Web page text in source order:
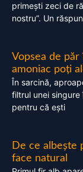
primești zeci de
nostru”. Un
Vopsea de
amoniac poți
În sarcină,
filtrul unei singure
pentru că ești
De ce albește
face natural